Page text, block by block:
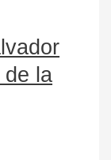
de la